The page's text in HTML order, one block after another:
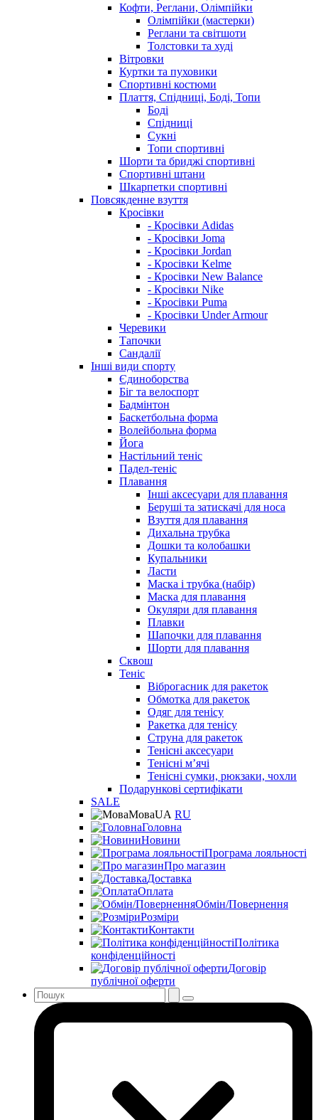
Кофти, Реглани, Олімпійки
Олімпійки (мастерки)
Реглани та світшоти
Толстовки та худі
Вітровки
Куртки та пуховики
Спортивні костюми
Плаття, Спідниці, Боді, Топи
Боді
Спідниці
Сукні
Топи спортивні
Шорти та бриджі спортивні
Спортивні штани
Шкарпетки спортивні
Повсякденне взуття
Кросівки
- Кросівки Adidas
- Кросівки Joma
- Кросівки Jordan
- Кросівки Kelme
- Кросівки New Balance
- Кросівки Nike
- Кросівки Puma
- Кросівки Under Armour
Черевики
Тапочки
Сандалії
Інші види спорту
Єдиноборства
Біг та велоспорт
Бадмінтон
Баскетбольна форма
Волейбольна форма
Йога
Настільний теніс
Падел-теніс
Плавання
Інші аксесуари для плавання
Беруші та затискачі для носа
Взуття для плавання
Дихальна трубка
Дошки та колобашки
Купальники
Ласти
Маска і трубка (набір)
Маска для плавання
Окуляри для плавання
Плавки
Шапочки для плавання
Шорти для плавання
Сквош
Теніс
Віброгасник для ракеток
Обмотка для ракеток
Одяг для тенісу
Ракетка для тенісу
Струна для ракеток
Тенісні аксесуари
Тенісні мʼячі
Тенісні сумки, рюкзаки, чохли
Подарункові сертифікати
SALE
МоваUA RU
Головна
Новини
Програма лояльності
Про магазин
Доставка
Оплата
Обмін/Повернення
Розміри
Контакти
Політика
конфіденційності
Договір
публічної оферти